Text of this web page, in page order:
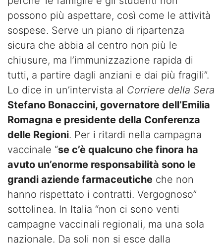
possono più aspettare, così come le attività
sospese. Serve un piano di ripartenza
sicura che abbia al centro non più le
chiusure, ma l’immunizzazione rapida di
tutti, a partire dagli anziani e dai più fragili”.
Lo dice in un’intervista al Corriere della Sera
Stefano Bonaccini, governatore dell’Emilia
Romagna e presidente della Conferenza
delle Regioni. Per i ritardi nella campagna
vaccinale “se c’è qualcuno che finora ha
avuto un’enorme responsabilità sono le
grandi aziende farmaceutiche che non
hanno rispettato i contratti. Vergognoso”
sottolinea. In Italia “non ci sono venti
campagne vaccinali regionali, ma una sola
nazionale. Da soli non si esce dalla